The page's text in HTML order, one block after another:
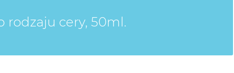
cery, 50ml.